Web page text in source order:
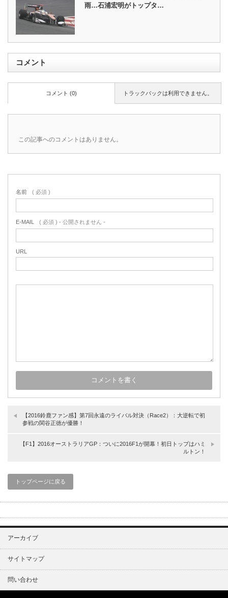
雨…石浦宏明がトップタ…
コメント
トラックバックは利用できません。
コメント (0)
この記事へのコメントはありません。
名前 ( 必須 )
E-MAIL ( 必須 ) - 公開されません -
URL
【2016鈴鹿ファン感】第7回永遠のライバル対決（Race2）：大逆転で初
参戦の関谷正徳が優勝！
【F1】2016オーストラリアGP：ついに2016F1が開幕！初日トップはハミ
ルトン！
トップページに戻る
アーカイブ
サイトマップ
問い合わせ